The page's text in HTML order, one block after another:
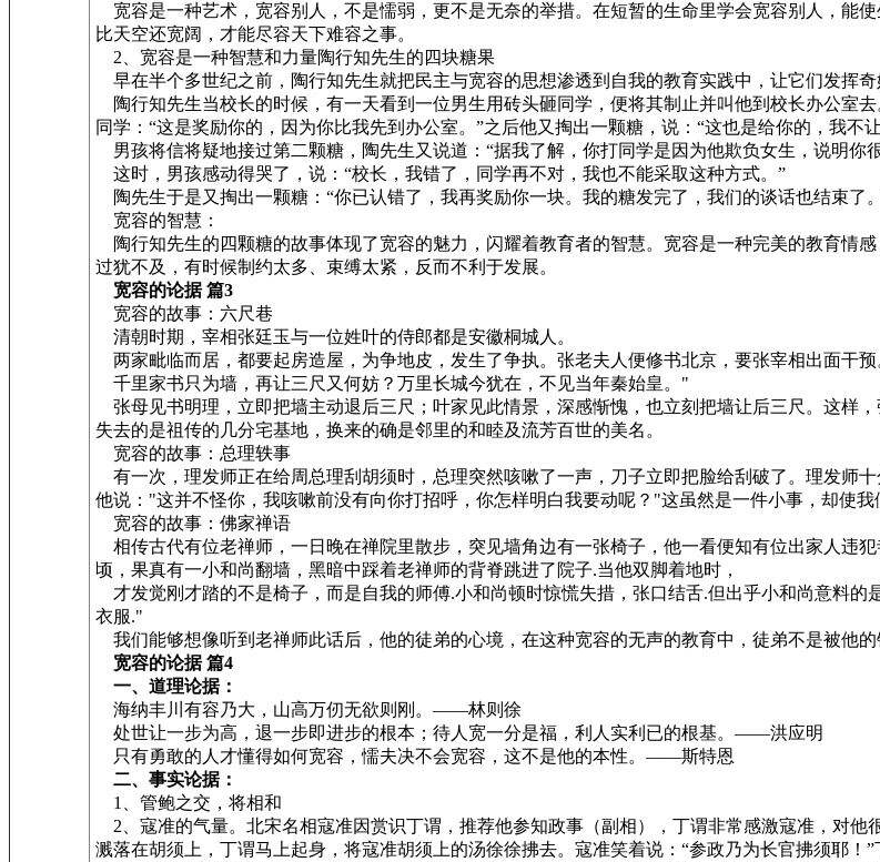
宽容是一种艺术，宽容别人，不是懦弱，更不是无奈的举措。在短暂的生命里学会宽容别人，能
比天空还宽阔，才能尽容天下难容之事。
2、宽容是一种智慧和力量陶行知先生的四块糖果
早在半个多世纪之前，陶行知先生就把民主与宽容的思想渗透到自我的教育实践中，让它们发挥奇
陶行知先生当校长的时候，有一天看到一位男生用砖头砸同学，便将其制止并叫他到校长办公室
同学：“这是奖励你的，因为你比我先到办公室。”之后他又掏出一颗糖，说：“这也是给你的，我不
男孩将信将疑地接过第二颗糖，陶先生又说道：“据我了解，你打同学是因为他欺负女生，说明你
这时，男孩感动得哭了，说：“校长，我错了，同学再不对，我也不能采取这种方式。”
陶先生于是又掏出一颗糖：“你已认错了，我再奖励你一块。我的糖发完了，我们的谈话也结束了
宽容的智慧：
陶行知先生的四颗糖的故事体现了宽容的魅力，闪耀着教育者的智慧。宽容是一种完美的教育情
过犹不及，有时候制约太多、束缚太紧，反而不利于发展。
宽容的论据 篇3
宽容的故事：六尺巷
清朝时期，宰相张廷玉与一位姓叶的侍郎都是安徽桐城人。
两家毗临而居，都要起房造屋，为争地皮，发生了争执。张老夫人便修书北京，要张宰相出面干
千里家书只为墙，再让三尺又何妨？万里长城今犹在，不见当年秦始皇。"
张母见书明理，立即把墙主动退后三尺；叶家见此情景，深感惭愧，也立刻把墙让后三尺。这样
失去的是祖传的几分宅基地，换来的确是邻里的和睦及流芳百世的美名。
宽容的故事：总理轶事
有一次，理发师正在给周总理刮胡须时，总理突然咳嗽了一声，刀子立即把脸给刮破了。理发师
他说："这并不怪你，我咳嗽前没有向你打招呼，你怎样明白我要动呢？"这虽然是一件小事，却使我
宽容的故事：佛家禅语
相传古代有位老禅师，一日晚在禅院里散步，突见墙角边有一张椅子，他一看便知有位出家人违
顷，果真有一小和尚翻墙，黑暗中踩着老禅师的背脊跳进了院子.当他双脚着地时，
才发觉刚才踏的不是椅子，而是自我的师傅.小和尚顿时惊慌失措，张口结舌.但出乎小和尚意料
衣服."
我们能够想像听到老禅师此话后，他的徒弟的心境，在这种宽容的无声的教育中，徒弟不是被他
宽容的论据 篇4
一、道理论据：
海纳丰川有容乃大，山高万仞无欲则刚。——林则徐
处世让一步为高，退一步即进步的根本；待人宽一分是福，利人实利已的根基。——洪应明
只有勇敢的人才懂得如何宽容，懦夫决不会宽容，这不是他的本性。——斯特恩
二、事实论据：
1、管鲍之交，将相和
2、寇准的气量。北宋名相寇准因赏识丁谓，推荐他参知政事（副相），丁谓非常感激寇准，对
溅落在胡须上，丁谓马上起身，将寇准胡须上的汤徐徐拂去。寇准笑着说：“参政乃为长官拂须耶